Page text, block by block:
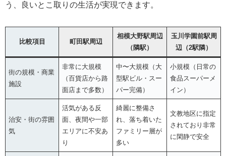
う、良いとこ取りの生活が実現できます。
比較項目 町田駅周辺
相模大野駅周辺
（隣駅）
玉川学園前駅周
辺（2駅隣）
街の規模・商業
施設
非常に大規模
（百貨店から路
面店まで多数）
中〜大規模（大
型駅ビル・スー
パー完備）
小規模（日常の
食品スーパーメ
イン）
治安・街の雰囲
気
活気がある反
面、夜間や一部
エリアに不安あ
り
綺麗に整備さ
れ、落ち着いた
ファミリー層が
多い
文教地区に指定
されており非常
に閑静で安全